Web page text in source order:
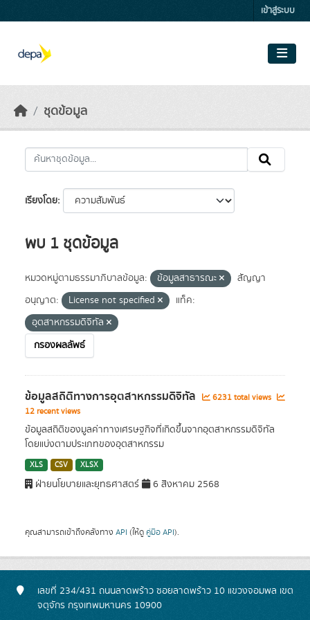
เข้าสู่ระบบ
ชุดข้อมูล
เรียงโดย
พบ 1 ชุดข้อมูล
หมวดหมู่ตามธรรมาภิบาลข้อมูล: ข้อมูลสาธารณะ
สัญญา
อนุญาต:
License not specified
แท็ค:
อุตสาหกรรมดิจิทัล
กรองผลลัพธ์
ข้อมูลสถิติทางการอุตสาหกรรมดิจิทัล
6231 total views
12 recent views
ข้อมูลสถิติของมูลค่าทางเศรษฐกิจที่เกิดขึ้นจากอุตสาหกรรมดิจิทัล
โดยแบ่งตามประเภทของอุตสาหกรรม
XLS CSV XLSX
ฝ่ายนโยบายและยุทธศาสตร์ 6 สิงหาคม 2568
คุณสามารถเข้าถึงคลังทาง API (ให้ดู คู่มือ API).
เลขที่ 234/431 ถนนลาดพร้าว ซอยลาดพร้าว 10 แขวงจอมพล เขต
จตุจักร กรุงเทพมหานคร 10900